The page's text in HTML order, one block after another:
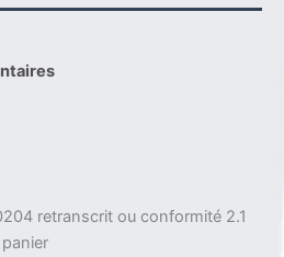
retranscrit ou conformité 2.1